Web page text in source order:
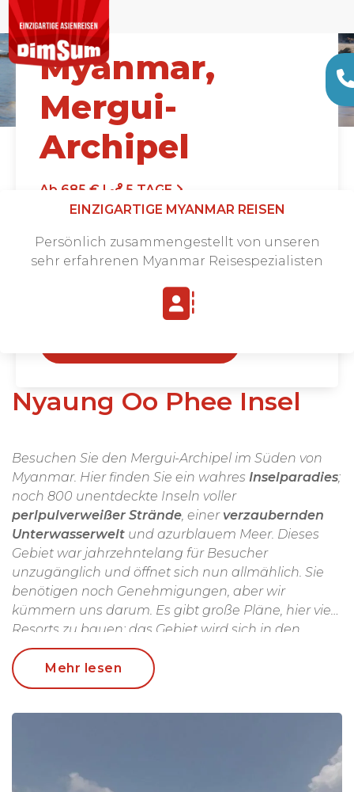
Myanmar,
Mergui-
Archipel
Ab 685 € | 5 TAGE
EINZIGARTIGE MYANMAR REISEN
Persönlich zusammengestellt von unseren
sehr erfahrenen Myanmar Reisespezialisten
Nyaung Oo Phee Insel
Besuchen Sie den Mergui-Archipel im Süden von
Myanmar. Hier finden Sie ein wahres Inselparadies;
noch 800 unentdeckte Inseln voller
perlpulverweißer Strände, einer verzaubernden
Unterwasserwelt und azurblauem Meer. Dieses
Gebiet war jahrzehntelang für Besucher
unzugänglich und öffnet sich nun allmählich. Sie
benötigen noch Genehmigungen, aber wir
kümmern uns darum. Es gibt große Pläne, hier viele
Resorts zu bauen; das Gebiet wird sich in den
kommenden Jahren zweifellos stark verändern.
Unser Rat: Gehen Sie jetzt, bevor es zu spät ist!
gelangen Sie direkt zu einigen
atemberaubenden
Mehr lesen